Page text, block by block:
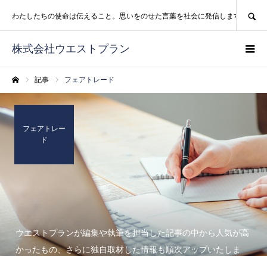
株式会社ウエストプラン
わたしたちの使命は伝えること。思いをのせた言葉を社会に発信します。
記事 フェアトレード
フェアトレー
ド
ウエストプランが編集や執筆を担当した記事の中から人気が高
かったもの、さらに独自取材した情報も順次アップいたしま